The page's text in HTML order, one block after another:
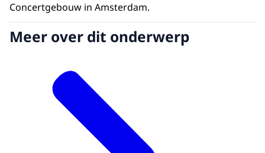
Concertgebouw in Amsterdam.
Meer over dit onderwerp